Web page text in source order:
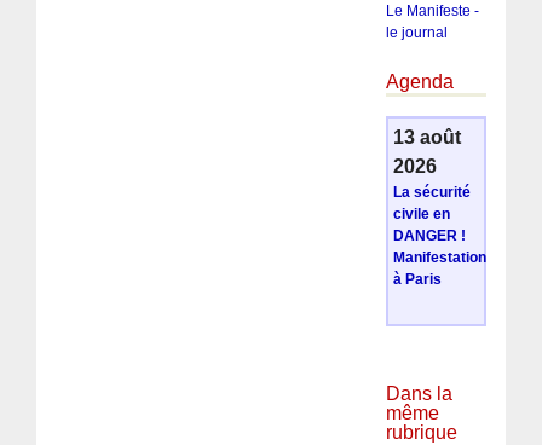
Le Manifeste -
le journal
Agenda
13 août
2026
La sécurité
civile en
DANGER !
Manifestation
à Paris
Dans la
même
rubrique